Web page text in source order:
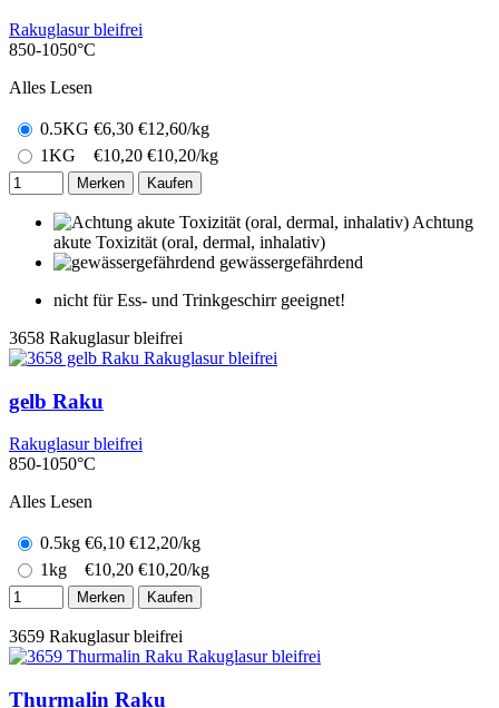
Rakuglasur bleifrei
850-1050°C
Alles Lesen
0.5KG €6,30 €12,60/kg
1KG
€10,20 €10,20/kg
Merken Kaufen
Achtung
akute Toxizität (oral, dermal, inhalativ)
gewässergefährdend
nicht für Ess- und Trinkgeschirr geeignet!
3658 Rakuglasur bleifrei
gelb Raku
Rakuglasur bleifrei
850-1050°C
Alles Lesen
0.5kg €6,10 €12,20/kg
1kg
€10,20 €10,20/kg
Merken Kaufen
3659 Rakuglasur bleifrei
Thurmalin Raku